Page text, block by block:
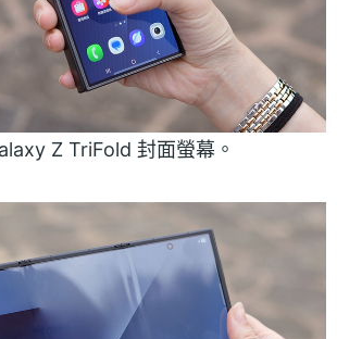
Z TriFold 封面螢幕。